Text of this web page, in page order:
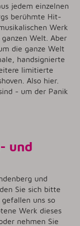
jedem einzelnen
berühmte Hit-
Werk
Welt. Aber
die ganze Welt
handsignierte
limitierte
Also hier.
- um der Panik
und
und
Sie sich bitte
uns so
Werk dieses
nehmen Sie